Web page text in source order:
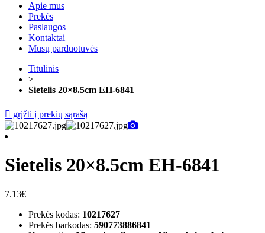
Apie mus
Prekės
Paslaugos
Kontaktai
Mūsų parduotuvės
Titulinis
>
Sietelis 20×8.5cm EH-6841
grįžti į prekių sąrašą
Sietelis 20×8.5cm EH-6841
7.13€
Prekės kodas: 10217627
Prekės barkodas: 590773886841